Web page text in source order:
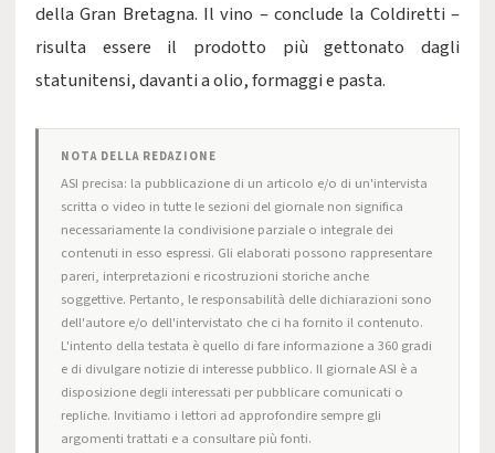
della Gran Bretagna. Il vino – conclude la Coldiretti –
risulta essere il prodotto più gettonato dagli
statunitensi, davanti a olio, formaggi e pasta.
NOTA DELLA REDAZIONE
ASI precisa: la pubblicazione di un articolo e/o di un'intervista
scritta o video in tutte le sezioni del giornale non significa
necessariamente la condivisione parziale o integrale dei
contenuti in esso espressi. Gli elaborati possono rappresentare
pareri, interpretazioni e ricostruzioni storiche anche
soggettive. Pertanto, le responsabilità delle dichiarazioni sono
dell'autore e/o dell'intervistato che ci ha fornito il contenuto.
L'intento della testata è quello di fare informazione a 360 gradi
e di divulgare notizie di interesse pubblico. Il giornale ASI è a
disposizione degli interessati per pubblicare comunicati o
repliche. Invitiamo i lettori ad approfondire sempre gli
argomenti trattati e a consultare più fonti.